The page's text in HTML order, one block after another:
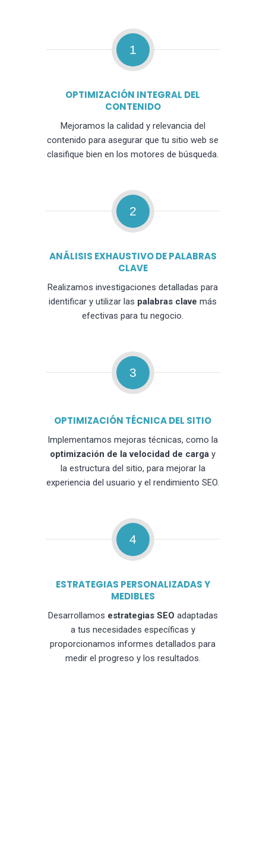
1
OPTIMIZACIÓN INTEGRAL DEL
CONTENIDO
Mejoramos la calidad y relevancia del
contenido para asegurar que tu sitio web se
clasifique bien en los motores de búsqueda.
2
ANÁLISIS EXHAUSTIVO DE PALABRAS
CLAVE
Realizamos investigaciones detalladas para
identificar y utilizar las palabras clave más
efectivas para tu negocio.
3
OPTIMIZACIÓN TÉCNICA DEL SITIO
Implementamos mejoras técnicas, como la
optimización de la velocidad de carga y
la estructura del sitio, para mejorar la
experiencia del usuario y el rendimiento SEO.
4
ESTRATEGIAS PERSONALIZADAS Y
MEDIBLES
Desarrollamos estrategias SEO adaptadas
a tus necesidades específicas y
proporcionamos informes detallados para
medir el progreso y los resultados.